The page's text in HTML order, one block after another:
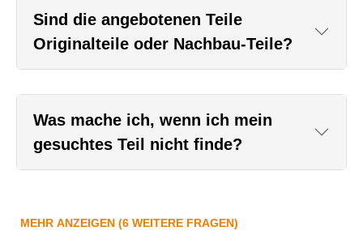
Sind die angebotenen Teile
Originalteile oder Nachbau-Teile?
Was mache ich, wenn ich mein
gesuchtes Teil nicht finde?
MEHR ANZEIGEN (6 WEITERE FRAGEN)